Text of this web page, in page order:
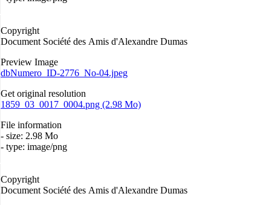
Copyright
Document Société des Amis d'Alexandre Dumas
Preview Image
dbNumero_ID-2776_No-04.jpeg
Get original resolution
1859_03_0017_0004.png (2.98 Mo)
File information
- size: 2.98 Mo
- type: image/png
Copyright
Document Société des Amis d'Alexandre Dumas